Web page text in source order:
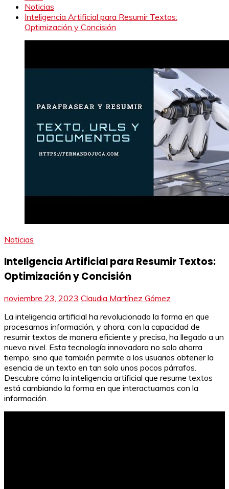
Noticias
Inteligencia Artificial para Resumir Textos:
Optimización y Concisión
Noticias
Inteligencia Artificial para Resumir Textos:
Optimización y Concisión
noviembre 23, 2023 Claudia Martínez Gómez
La inteligencia artificial ha revolucionado la forma en que
procesamos información, y ahora, con la capacidad de
resumir textos de manera eficiente y precisa, ha llegado a un
nuevo nivel. Esta tecnología innovadora no solo ahorra
tiempo, sino que también permite a los usuarios obtener la
esencia de un texto en tan solo unos pocos párrafos.
Descubre cómo la inteligencia artificial que resume textos
está cambiando la forma en que interactuamos con la
información.